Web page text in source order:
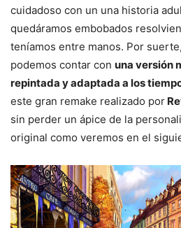
cuidadoso con un una historia
quedáramos embobados
teníamos entre manos. Por
podemos contar con una versión
repintada y adaptada a los
este gran remake realizado por
sin perder un ápice de la
original como veremos en el